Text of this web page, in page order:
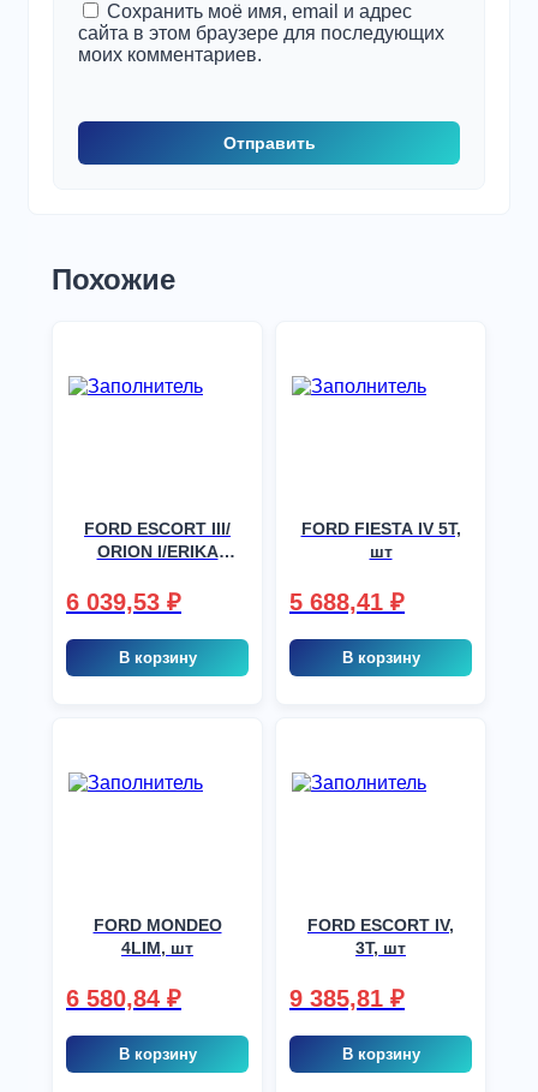
Сохранить моё имя, email и адрес
сайта в этом браузере для последующих
моих комментариев.
Похожие
FORD ESCORT III/
ORION I/ERIKA
6 039,53 ₽
В корзину
FORD FIESTA IV 5T,
шт
5 688,41 ₽
В корзину
FORD MONDEO
4LIM, шт
6 580,84 ₽
В корзину
FORD ESCORT IV,
3T, шт
9 385,81 ₽
В корзину